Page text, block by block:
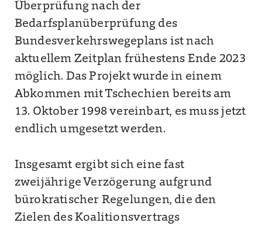
Überprüfung nach der
Bedarfsplanüberprüfung des
Bundesverkehrswegeplans ist nach
aktuellem Zeitplan frühestens Ende 2023
möglich. Das Projekt wurde in einem
Abkommen mit Tschechien bereits am
13. Oktober 1998 vereinbart, es muss jetzt
endlich umgesetzt werden.
Insgesamt ergibt sich eine fast
zweijährige Verzögerung aufgrund
bürokratischer Regelungen, die den
Zielen des Koalitionsvertrags